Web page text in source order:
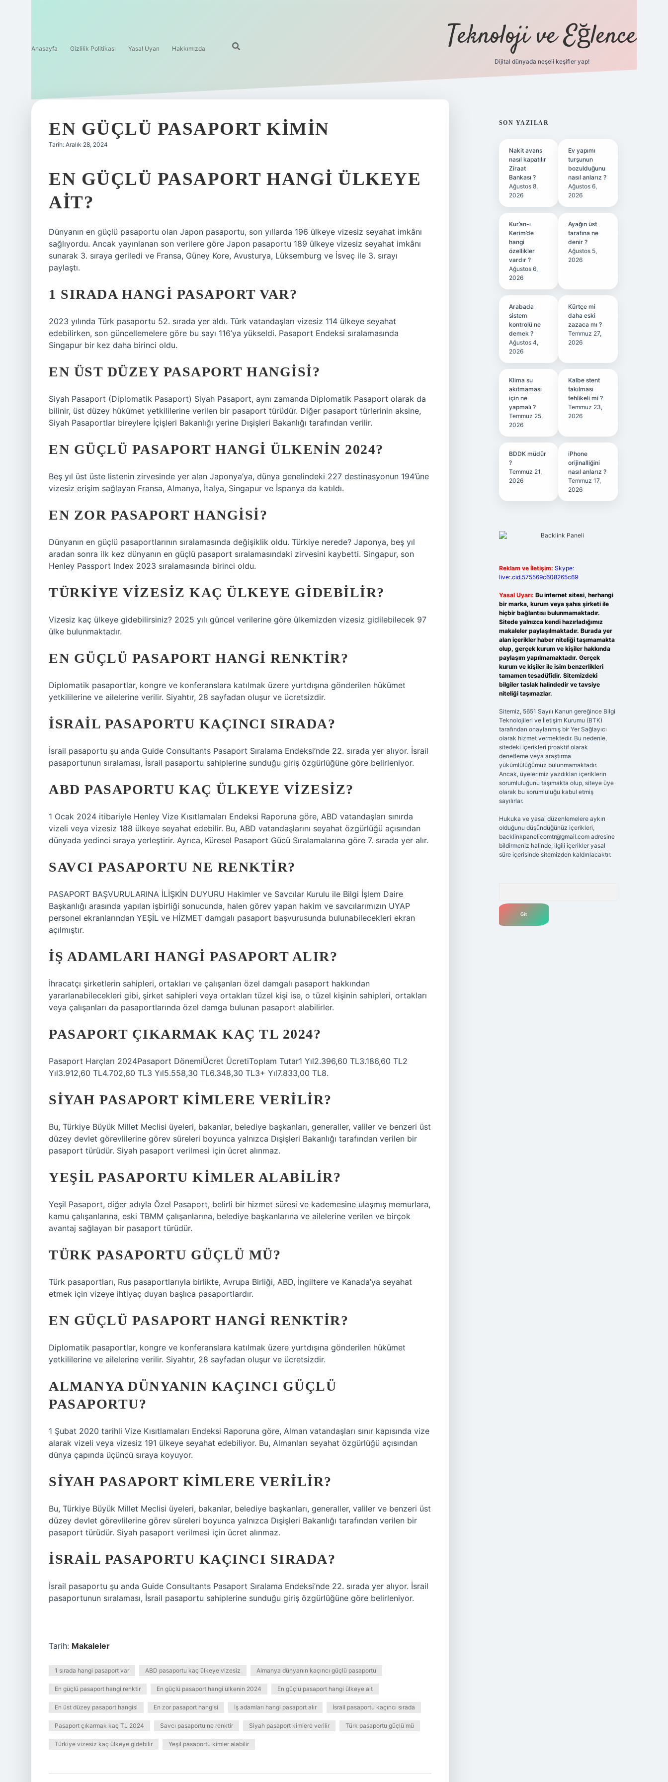
Anasayfa Gizlilik Politikası Yasal Uyarı Hakkımızda Teknoloji ve Eğlence
Dijital dünyada neşeli keşifler yap!
EN GÜÇLÜ PASAPORT KIMIN
Tarih: Aralık 28, 2024
EN GÜÇLÜ PASAPORT HANGI ÜLKEYE
AIT?
Dünyanın en güçlü pasaportu olan Japon pasaportu, son yıllarda 196 ülkeye vizesiz seyahat imkânı
sağlıyordu. Ancak yayınlanan son verilere göre Japon pasaportu 189 ülkeye vizesiz seyahat imkânı
sunarak 3. sıraya geriledi ve Fransa, Güney Kore, Avusturya, Lüksemburg ve İsveç ile 3. sırayı
paylaştı.
1 SIRADA HANGI PASAPORT VAR?
2023 yılında Türk pasaportu 52. sırada yer aldı. Türk vatandaşları vizesiz 114 ülkeye seyahat
edebilirken, son güncellemelere göre bu sayı 116’ya yükseldi. Pasaport Endeksi sıralamasında
Singapur bir kez daha birinci oldu.
EN ÜST DÜZEY PASAPORT HANGISI?
Siyah Pasaport (Diplomatik Pasaport) Siyah Pasaport, aynı zamanda Diplomatik Pasaport olarak da
bilinir, üst düzey hükümet yetkililerine verilen bir pasaport türüdür. Diğer pasaport türlerinin aksine,
Siyah Pasaportlar bireylere İçişleri Bakanlığı yerine Dışişleri Bakanlığı tarafından verilir.
EN GÜÇLÜ PASAPORT HANGI ÜLKENIN 2024?
Beş yıl üst üste listenin zirvesinde yer alan Japonya’ya, dünya genelindeki 227 destinasyonun 194’üne
vizesiz erişim sağlayan Fransa, Almanya, İtalya, Singapur ve İspanya da katıldı.
EN ZOR PASAPORT HANGISI?
Dünyanın en güçlü pasaportlarının sıralamasında değişiklik oldu. Türkiye nerede? Japonya, beş yıl
aradan sonra ilk kez dünyanın en güçlü pasaport sıralamasındaki zirvesini kaybetti. Singapur, son
Henley Passport Index 2023 sıralamasında birinci oldu.
TÜRKIYE VIZESIZ KAÇ ÜLKEYE GIDEBILIR?
Vizesiz kaç ülkeye gidebilirsiniz? 2025 yılı güncel verilerine göre ülkemizden vizesiz gidilebilecek 97
ülke bulunmaktadır.
EN GÜÇLÜ PASAPORT HANGI RENKTIR?
Diplomatik pasaportlar, kongre ve konferanslara katılmak üzere yurtdışına gönderilen hükümet
yetkililerine ve ailelerine verilir. Siyahtır, 28 sayfadan oluşur ve ücretsizdir.
İSRAIL PASAPORTU KAÇINCI SIRADA?
İsrail pasaportu şu anda Guide Consultants Pasaport Sıralama Endeksi’nde 22. sırada yer alıyor. İsrail
pasaportunun sıralaması, İsrail pasaportu sahiplerine sunduğu giriş özgürlüğüne göre belirleniyor.
ABD PASAPORTU KAÇ ÜLKEYE VIZESIZ?
1 Ocak 2024 itibariyle Henley Vize Kısıtlamaları Endeksi Raporuna göre, ABD vatandaşları sınırda
vizeli veya vizesiz 188 ülkeye seyahat edebilir. Bu, ABD vatandaşlarını seyahat özgürlüğü açısından
dünyada yedinci sıraya yerleştirir. Ayrıca, Küresel Pasaport Gücü Sıralamalarına göre 7. sırada yer alır.
SAVCI PASAPORTU NE RENKTIR?
PASAPORT BAŞVURULARINA İLİŞKİN DUYURU Hakimler ve Savcılar Kurulu ile Bilgi İşlem Daire
Başkanlığı arasında yapılan işbirliği sonucunda, halen görev yapan hakim ve savcılarımızın UYAP
personel ekranlarından YEŞİL ve HİZMET damgalı pasaport başvurusunda bulunabilecekleri ekran
açılmıştır.
İŞ ADAMLARI HANGI PASAPORT ALIR?
İhracatçı şirketlerin sahipleri, ortakları ve çalışanları özel damgalı pasaport hakkından
yararlanabilecekleri gibi, şirket sahipleri veya ortakları tüzel kişi ise, o tüzel kişinin sahipleri, ortakları
veya çalışanları da pasaportlarında özel damga bulunan pasaport alabilirler.
PASAPORT ÇIKARMAK KAÇ TL 2024?
Pasaport Harçları 2024Pasaport DönemiÜcret ÜcretiToplam Tutar1 Yıl2.396,60 TL3.186,60 TL2
Yıl3.912,60 TL4.702,60 TL3 Yıl5.558,30 TL6.348,30 TL3+ Yıl7.833,00 TL8.
SIYAH PASAPORT KIMLERE VERILIR?
Bu, Türkiye Büyük Millet Meclisi üyeleri, bakanlar, belediye başkanları, generaller, valiler ve benzeri üst
düzey devlet görevlilerine görev süreleri boyunca yalnızca Dışişleri Bakanlığı tarafından verilen bir
pasaport türüdür. Siyah pasaport verilmesi için ücret alınmaz.
YEŞIL PASAPORTU KIMLER ALABILIR?
Yeşil Pasaport, diğer adıyla Özel Pasaport, belirli bir hizmet süresi ve kademesine ulaşmış memurlara,
kamu çalışanlarına, eski TBMM çalışanlarına, belediye başkanlarına ve ailelerine verilen ve birçok
avantaj sağlayan bir pasaport türüdür.
TÜRK PASAPORTU GÜÇLÜ MÜ?
Türk pasaportları, Rus pasaportlarıyla birlikte, Avrupa Birliği, ABD, İngiltere ve Kanada’ya seyahat
etmek için vizeye ihtiyaç duyan başlıca pasaportlardır.
EN GÜÇLÜ PASAPORT HANGI RENKTIR?
Diplomatik pasaportlar, kongre ve konferanslara katılmak üzere yurtdışına gönderilen hükümet
yetkililerine ve ailelerine verilir. Siyahtır, 28 sayfadan oluşur ve ücretsizdir.
ALMANYA DÜNYANIN KAÇINCI GÜÇLÜ
PASAPORTU?
1 Şubat 2020 tarihli Vize Kısıtlamaları Endeksi Raporuna göre, Alman vatandaşları sınır kapısında vize
alarak vizeli veya vizesiz 191 ülkeye seyahat edebiliyor. Bu, Almanları seyahat özgürlüğü açısından
dünya çapında üçüncü sıraya koyuyor.
SIYAH PASAPORT KIMLERE VERILIR?
Bu, Türkiye Büyük Millet Meclisi üyeleri, bakanlar, belediye başkanları, generaller, valiler ve benzeri üst
düzey devlet görevlilerine görev süreleri boyunca yalnızca Dışişleri Bakanlığı tarafından verilen bir
pasaport türüdür. Siyah pasaport verilmesi için ücret alınmaz.
İSRAIL PASAPORTU KAÇINCI SIRADA?
İsrail pasaportu şu anda Guide Consultants Pasaport Sıralama Endeksi’nde 22. sırada yer alıyor. İsrail
pasaportunun sıralaması, İsrail pasaportu sahiplerine sunduğu giriş özgürlüğüne göre belirleniyor.
Tarih: Makaleler
1 sırada hangi pasaport var ABD pasaportu kaç ülkeye vizesiz Almanya dünyanın kaçıncı güçlü pasaportu
En güçlü pasaport hangi renktir En güçlü pasaport hangi ülkenin 2024 En güçlü pasaport hangi ülkeye ait
En üst düzey pasaport hangisi En zor pasaport hangisi İş adamları hangi pasaport alır İsrail pasaportu kaçıncı sırada
Pasaport çıkarmak kaç TL 2024 Savcı pasaportu ne renktir Siyah pasaport kimlere verilir Türk pasaportu güçlü mü
Türkiye vizesiz kaç ülkeye gidebilir Yeşil pasaportu kimler alabilir
SIDEBAR
SON YAZILAR
Nakit avans
nasıl kapatılır
Ziraat
Bankası ?
Ağustos 8,
2026
Ev yapımı
turşunun
bozulduğunu
nasıl anlarız ?
Ağustos 6,
2026
Kur’an-ı
Kerim’de
hangi
özellikler
vardır ?
Ağustos 6,
2026
Ayağın üst
tarafına ne
denir ?
Ağustos 5,
2026
Arabada
sistem
kontrolü ne
demek ?
Ağustos 4,
2026
Kürtçe mi
daha eski
zazaca mı ?
Temmuz 27,
2026
Klima su
akıtmaması
için ne
yapmalı ?
Temmuz 25,
2026
Kalbe stent
takılması
tehlikeli mi ?
Temmuz 23,
2026
BDDK müdür
?
Temmuz 21,
2026
iPhone
orijinalliğini
nasıl anlarız ?
Temmuz 17,
2026
Reklam ve İletişim: Skype:
live:.cid.575569c608265c69
Yasal Uyarı: Bu internet sitesi, herhangi
bir marka, kurum veya şahıs şirketi ile
hiçbir bağlantısı bulunmamaktadır.
Sitede yalnızca kendi hazırladığımız
makaleler paylaşılmaktadır. Burada yer
alan içerikler haber niteliği taşımamakta
olup, gerçek kurum ve kişiler hakkında
paylaşım yapılmamaktadır. Gerçek
kurum ve kişiler ile isim benzerlikleri
tamamen tesadüfidir. Sitemizdeki
bilgiler taslak halindedir ve tavsiye
niteliği taşımazlar.
Sitemiz, 5651 Sayılı Kanun gereğince Bilgi
Teknolojileri ve İletişim Kurumu (BTK)
tarafından onaylanmış bir Yer Sağlayıcı
olarak hizmet vermektedir. Bu nedenle,
sitedeki içerikleri proaktif olarak
denetleme veya araştırma
yükümlülüğümüz bulunmamaktadır.
Ancak, üyelerimiz yazdıkları içeriklerin
sorumluluğunu taşımakta olup, siteye üye
olarak bu sorumluluğu kabul etmiş
sayılırlar.
Hukuka ve yasal düzenlemelere aykırı
olduğunu düşündüğünüz içerikleri,
backlinkpanelicomtr@gmail.comadresine
bildirmeniz halinde, ilgili içerikler yasal
süre içerisinde sitemizden kaldırılacaktır.